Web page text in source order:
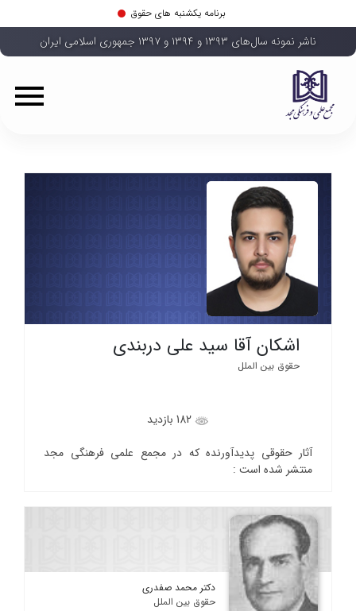
برنامه یکشنبه های حقوق
ناشر نمونه سال‌های ۱۳۹۳ و ۱۳۹۴ و ۱۳۹۷ جمهوری اسلامی ایران
اشکان آقا سید علی دربندی
حقوق بین الملل
آثار حقوقی پدیدآورنده که در مجمع علمی فرهنگی مجد
منتشر شده است :
دکتر محمد صفدری
حقوق بین الملل